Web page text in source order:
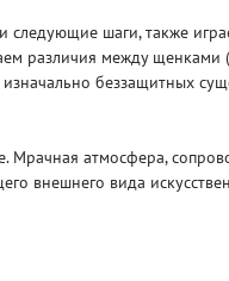
следующие шаги, также
различия между щенками
беззащитных
Мрачная атмосфера,
внешнего вида